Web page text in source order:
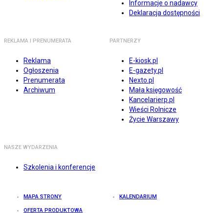
Informacje o nadawcy
Deklaracja dostępności
REKLAMA I PRENUMERATA
Reklama
Ogłoszenia
Prenumerata
Archiwum
PARTNERZY
E-kiosk.pl
E-gazety.pl
Nexto.pl
Mała księgowość
Kancelarierp.pl
Wieści Rolnicze
Życie Warszawy
NASZE WYDARZENIA
Szkolenia i konferencje
MAPA STRONY KALENDARIUM
OFERTA PRODUKTOWA